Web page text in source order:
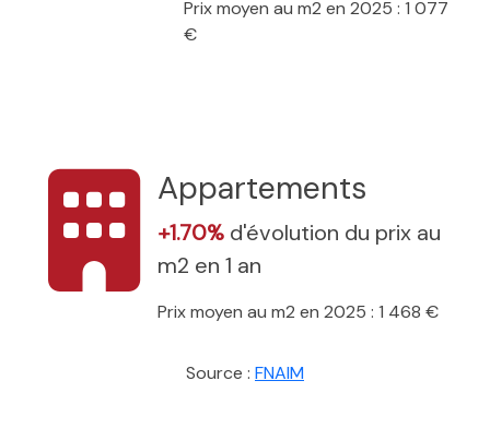
Prix moyen au m2 en 2025 : 1 077
€
Appartements
+1.70% d'évolution du prix au
m2 en 1 an
Prix moyen au m2 en 2025 : 1 468 €
Source : FNAIM